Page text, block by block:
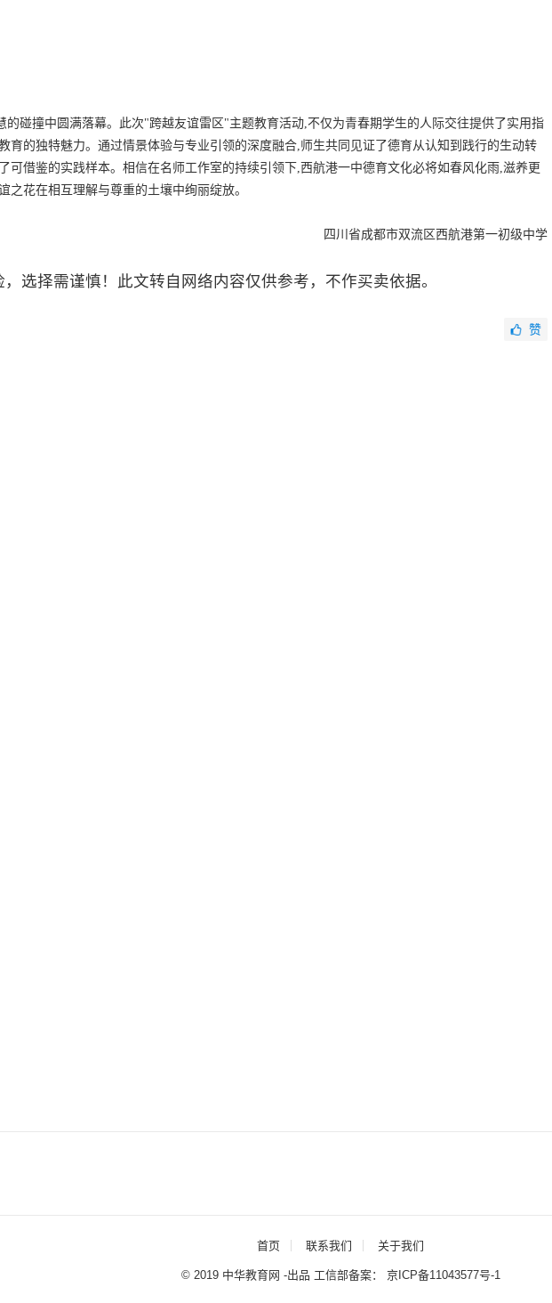
的碰撞中圆满落幕。此次"跨越友谊雷区"主题教育活动,不仅为青春期学生的人际交往提供了实用指
育的独特魅力。通过情景体验与专业引领的深度融合,师生共同见证了德育从认知到践行的生动转
可借鉴的实践样本。相信在名师工作室的持续引领下,西航港一中德育文化必将如春风化雨,滋养更
之花在相互理解与尊重的土壤中绚丽绽放。
四川省成都市双流区西航港第一初级中学
选择需谨慎！此文转自网络内容仅供参考，不作买卖依据。
赞
首页 联系我们 关于我们
© 2019 中华教育网 -出品 工信部备案： 京ICP备11043577号-1